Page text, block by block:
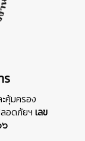
ร
คุ้มครอง
อดภัยฯ เลข